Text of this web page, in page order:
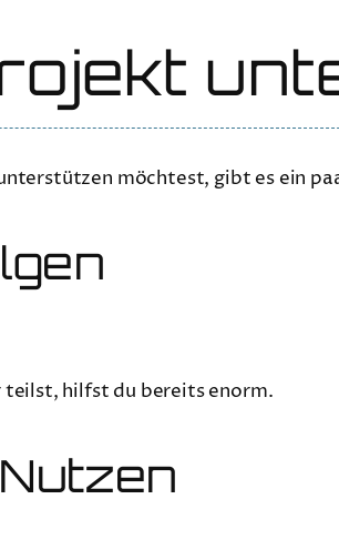
möchtest, gibt es ein
hilfst du bereits enorm.